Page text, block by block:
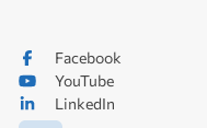
Facebook
YouTube
LinkedIn